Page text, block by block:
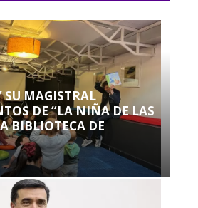
MAGISTRAL
DE “LA NIÑA DE LAS
BIBLIOTECA DE